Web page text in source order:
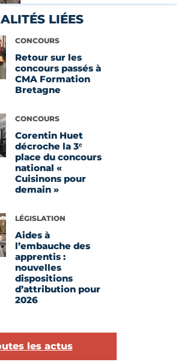
LIÉES
CONCOURS
Retour sur les
concours passés à
CMA Formation
Bretagne
CONCOURS
Corentin Huet
décroche la 3ᵉ
place du concours
national «
Cuisinons pour
demain »
LÉGISLATION
Aides à
l’embauche des
apprentis :
nouvelles
dispositions
d’attribution pour
2026
les actus